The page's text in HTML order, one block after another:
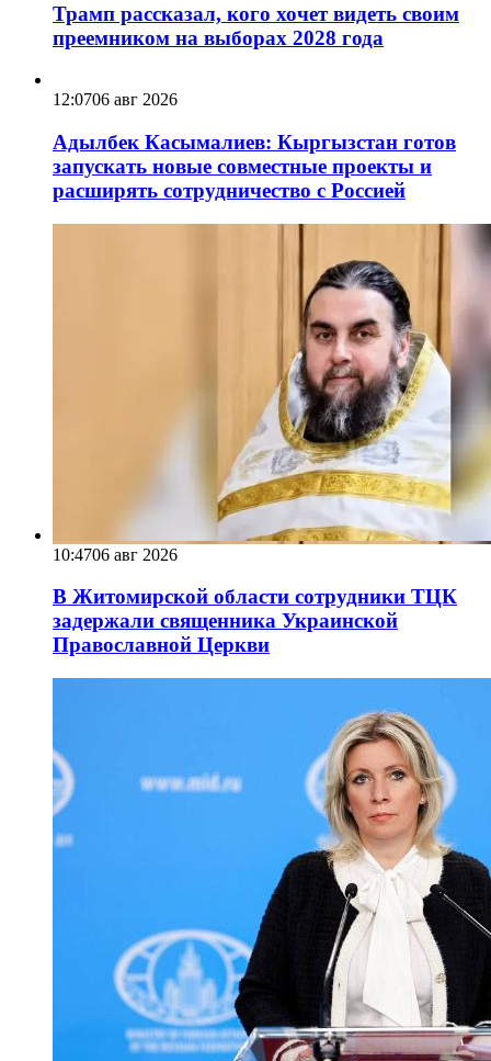
Трамп рассказал, кого хочет видеть своим
преемником на выборах 2028 года
12:0706 авг 2026
Адылбек Касымалиев: Кыргызстан готов
запускать новые совместные проекты и
расширять сотрудничество с Россией
10:4706 авг 2026
В Житомирской области сотрудники ТЦК
задержали священника Украинской
Православной Церкви